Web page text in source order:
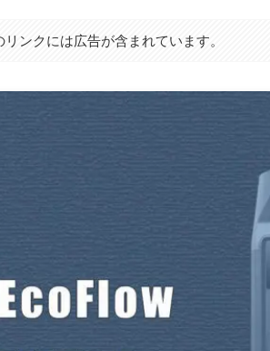
ンクには広告が含まれています。